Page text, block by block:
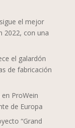
el mejor
2022, con una
el galardón
de fabricación
ProWein
de Europa
“Grand